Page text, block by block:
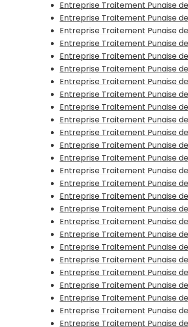
Entreprise Traitement Punaise
Entreprise Traitement Punaise
Entreprise Traitement Punaise
Entreprise Traitement Punaise
Entreprise Traitement Punaise
Entreprise Traitement Punaise
Entreprise Traitement Punaise
Entreprise Traitement Punaise
Entreprise Traitement Punaise
Entreprise Traitement Punaise
Entreprise Traitement Punaise de
Entreprise Traitement Punaise de
Entreprise Traitement Punaise
Entreprise Traitement Punaise
Entreprise Traitement Punaise
Entreprise Traitement Punaise
Entreprise Traitement Punaise
Entreprise Traitement Punaise
Entreprise Traitement Punaise
Entreprise Traitement Punaise
Entreprise Traitement Punaise
Entreprise Traitement Punaise
Entreprise Traitement Punaise
Entreprise Traitement Punaise
Entreprise Traitement Punaise
Entreprise Traitement Punaise